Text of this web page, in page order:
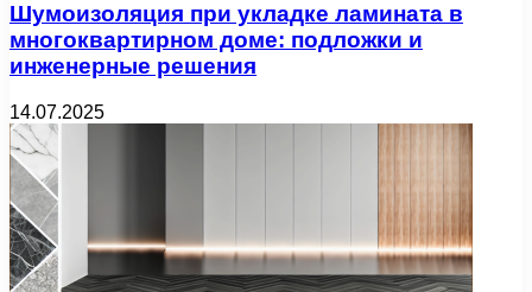
Шумоизоляция при укладке ламината в
многоквартирном доме: подложки и
инженерные решения
14.07.2025